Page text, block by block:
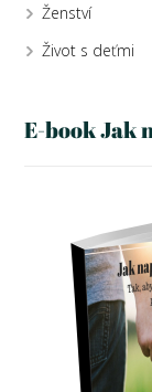
Ženství
Život s deťmi
E-book Jak